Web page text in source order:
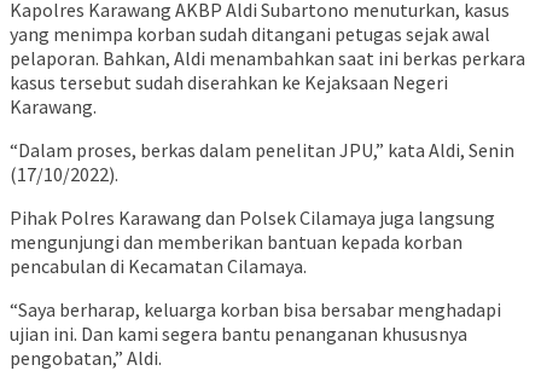
Kapolres Karawang AKBP Aldi Subartono menuturkan, kasus
yang menimpa korban sudah ditangani petugas sejak awal
pelaporan. Bahkan, Aldi menambahkan saat ini berkas perkara
kasus tersebut sudah diserahkan ke Kejaksaan Negeri
Karawang.
“Dalam proses, berkas dalam penelitan JPU,” kata Aldi, Senin
(17/10/2022).
Pihak Polres Karawang dan Polsek Cilamaya juga langsung
mengunjungi dan memberikan bantuan kepada korban
pencabulan di Kecamatan Cilamaya.
“Saya berharap, keluarga korban bisa bersabar menghadapi
ujian ini. Dan kami segera bantu penanganan khususnya
pengobatan,” Aldi.